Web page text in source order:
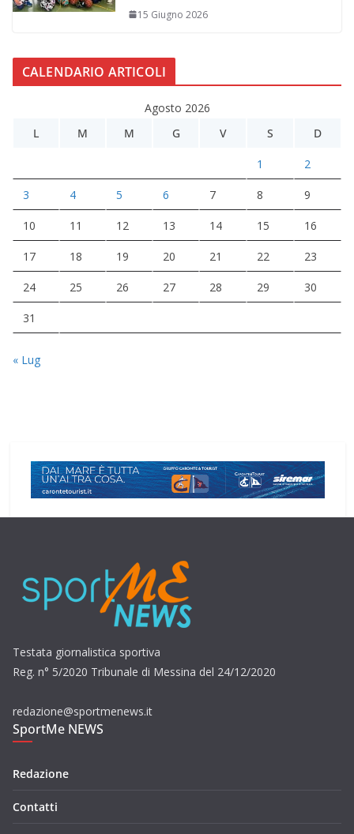
15 Giugno 2026
CALENDARIO ARTICOLI
Agosto 2026
L
M M G V S D
1 2
3 4 5 6 7 8 9
10 11 12 13 14 15 16
17 18 19 20 21 22 23
24 25 26 27 28 29 30
31
« Lug
Testata giornalistica sportiva
Reg. n° 5/2020 Tribunale di Messina del 24/12/2020
redazione@sportmenews.it
SportMe NEWS
Redazione
Contatti